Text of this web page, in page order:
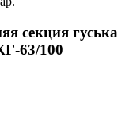
секция гуська
63/100